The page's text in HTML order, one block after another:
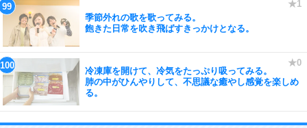
季節外れの歌を歌ってみる。
飽きた日常を吹き飛ばすきっかけとなる。
冷凍庫を開けて、冷気をたっぷり吸ってみる。
肺の中がひんやりして、不思議な癒やし感覚を楽しめ
る。